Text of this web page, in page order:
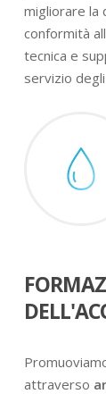
migliorare la
conformità
tecnica e
servizio
attraverso